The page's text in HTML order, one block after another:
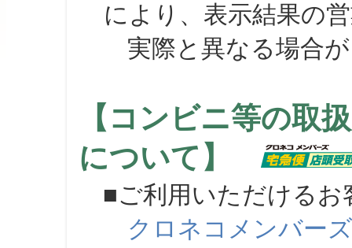
により、表示結果の
実際と異なる場合が
【コンビニ等の取
について】
■ご利用いただけるお
クロネコメンバーズ